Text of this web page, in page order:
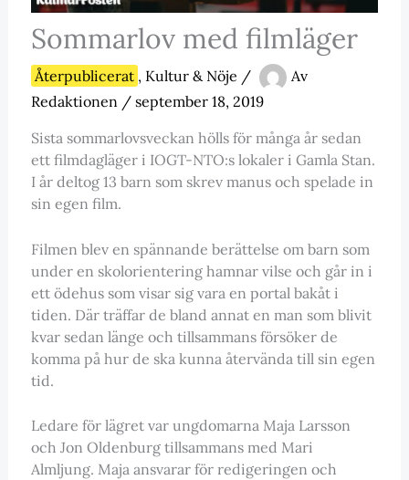
Sommarlov med filmläger
Återpublicerat , Kultur & Nöje /
Av
Redaktionen / september 18, 2019
Sista sommarlovsveckan hölls för många år sedan
ett filmdagläger i IOGT-NTO:s lokaler i Gamla Stan.
I år deltog 13 barn som skrev manus och spelade in
sin egen film.
Filmen blev en spännande berättelse om barn som
under en skolorientering hamnar vilse och går in i
ett ödehus som visar sig vara en portal bakåt i
tiden. Där träffar de bland annat en man som blivit
kvar sedan länge och tillsammans försöker de
komma på hur de ska kunna återvända till sin egen
tid.
Ledare för lägret var ungdomarna Maja Larsson
och Jon Oldenburg tillsammans med Mari
Almljung. Maja ansvarar för redigeringen och